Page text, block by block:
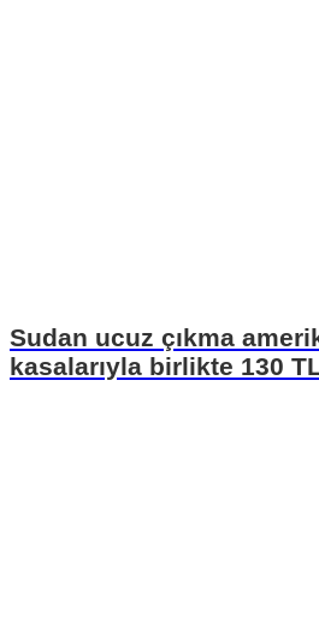
Sudan ucuz çıkma
kasalarıyla birlikte 130